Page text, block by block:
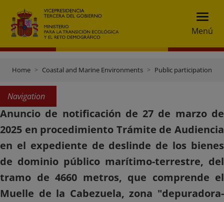
Menú
Home Coastal and Marine Environments Public participation
Navigation
Anuncio de notificación de 27 de marzo de
2025 en procedimiento Trámite de Audiencia
en el expediente de deslinde de los bienes
de dominio público marítimo-terrestre, del
tramo de 4660 metros, que comprende el
Muelle de la Cabezuela, zona "depuradora-